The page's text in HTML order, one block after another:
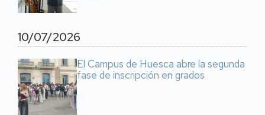
10/07/2026
El Campus de Huesca abre la segunda
fase de inscripción en grados